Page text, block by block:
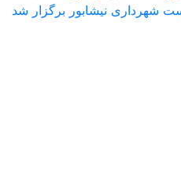
شهرداری نیشابور برگزار شد